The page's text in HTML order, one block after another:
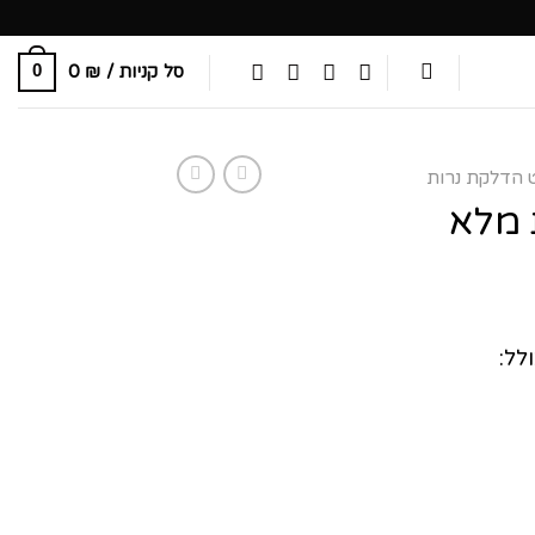
סל קניות / 0 ₪
0
הדלקת נרות
מלא